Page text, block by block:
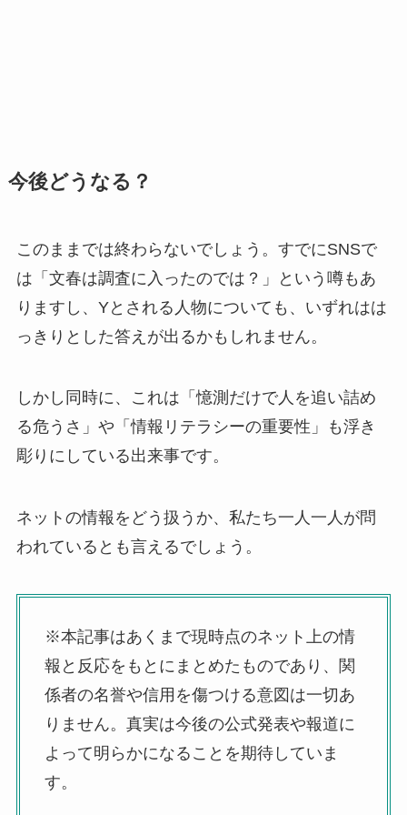
今後どうなる？
このままでは終わらないでしょう。すでにSNSで
は「文春は調査に入ったのでは？」という噂もあ
りますし、Yとされる人物についても、いずれはは
っきりとした答えが出るかもしれません。
しかし同時に、これは「憶測だけで人を追い詰め
る危うさ」や「情報リテラシーの重要性」も浮き
彫りにしている出来事です。
ネットの情報をどう扱うか、私たち一人一人が問
われているとも言えるでしょう。
※本記事はあくまで現時点のネット上の情
報と反応をもとにまとめたものであり、関
係者の名誉や信用を傷つける意図は一切あ
りません。真実は今後の公式発表や報道に
よって明らかになることを期待していま
す。